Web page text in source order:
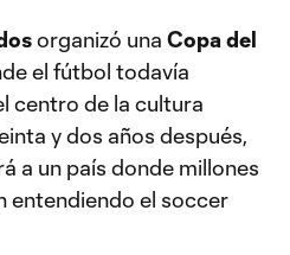
organizó una Copa del
el fútbol todavía
centro de la cultura
y dos años después,
a un país donde millones
entendiendo el soccer